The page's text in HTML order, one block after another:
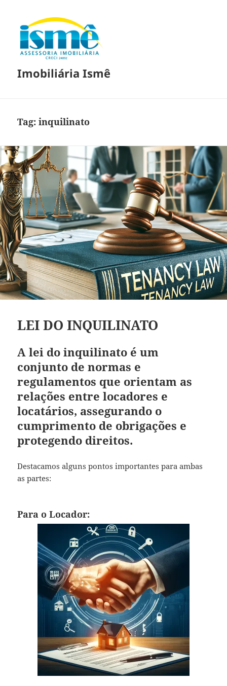
Imobiliária Ismê
Tag:inquilinato
LEI DO INQUILINATO
A lei do inquilinato é um
conjunto de normas e
regulamentos que orientam as
relações entre locadores e
locatários, assegurando o
cumprimento de obrigações e
protegendo direitos.
Destacamos alguns pontos importantes para ambas
as partes:
Para o Locador: